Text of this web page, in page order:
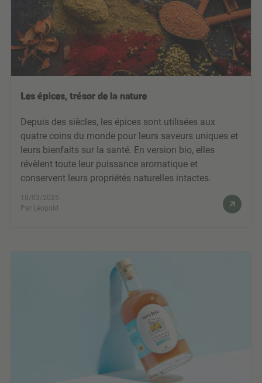
Les épices, trésor de la nature
Depuis des siècles, les épices sont utilisées aux
quatre coins du monde pour leurs saveurs uniques et
leurs bienfaits sur la santé. En version bio, elles
révèlent toute leur puissance aromatique et
conservent leurs propriétés naturelles intactes.
18/03/2025
Par Léopold